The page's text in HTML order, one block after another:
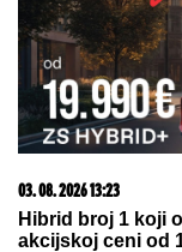
03. 08. 2026 13:23
Hibrid broj 1 koji
akcijskoj ceni od